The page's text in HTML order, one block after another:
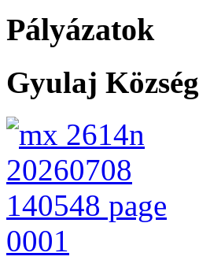
Pályázatok
Gyulaj